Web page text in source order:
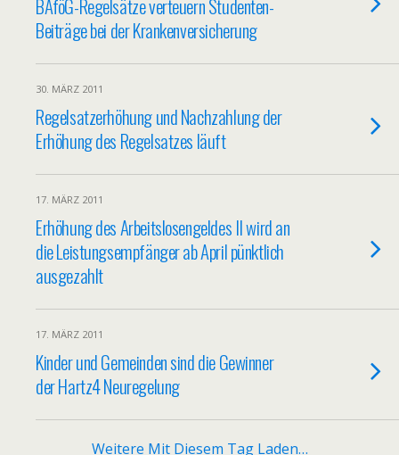
BAföG-Regelsätze verteuern Studenten-
Beiträge bei der Krankenversicherung
30. MÄRZ 2011
Regelsatzerhöhung und Nachzahlung der
Erhöhung des Regelsatzes läuft
17. MÄRZ 2011
Erhöhung des Arbeitslosengeldes II wird an
die Leistungsempfänger ab April pünktlich
ausgezahlt
17. MÄRZ 2011
Kinder und Gemeinden sind die Gewinner
der Hartz4 Neuregelung
Weitere Mit Diesem Tag Laden…